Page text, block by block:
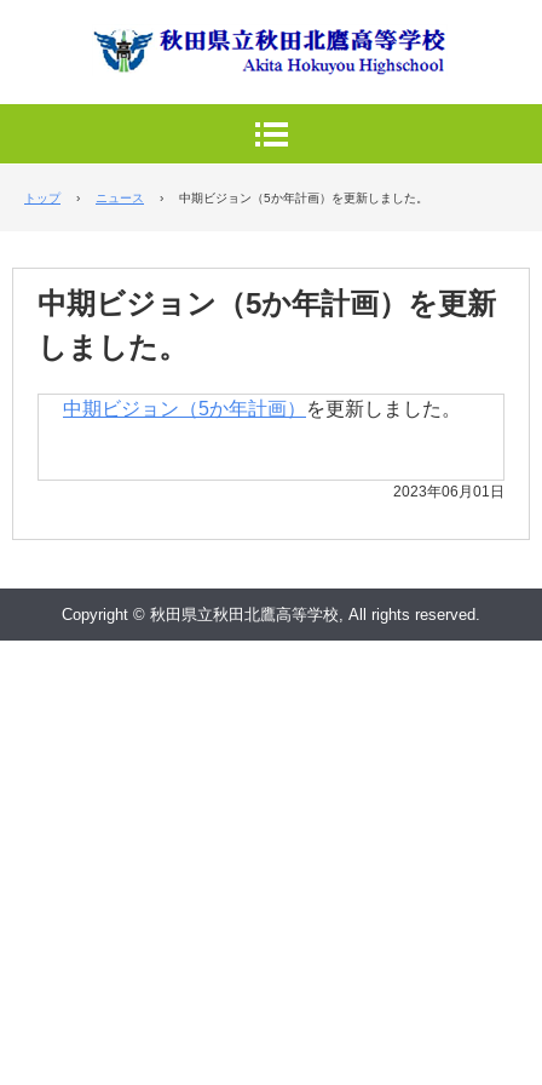
トップ › ニュース › 中期ビジョン（5か年計画）を更新しました。
中期ビジョン（5か年計画）を更新
しました。
中期ビジョン（5か年計画） を更新しました。
2023年06月01日
Copyright © 秋田県立秋田北鷹高等学校, All rights reserved.